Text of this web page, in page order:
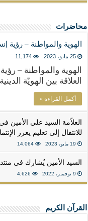
محاضرات
الهوية والمواطنة – رؤية
25 مايو، 2023 11,174
الهوية والمواطنة –
العلاقة بين الهويّة
أكمل القراءة »
العلاّمة السيد علي الأمين
للانتقال إلى تعليم يعزز
19 مايو، 2023 14,064
السيد الأمين يُشارك في
9 نوفمبر، 2022 4,626
القرآن الكريم